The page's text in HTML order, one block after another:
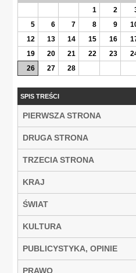
1
2
5
6 7 8 9
12
13 14 15 16
19
20 21 22 23
26
27 28
SPIS TREŚCI
PIERWSZA STRONA
DRUGA STRONA
TRZECIA STRONA
KRAJ
ŚWIAT
KULTURA
PUBLICYSTYKA, OPINIE
PRAWO